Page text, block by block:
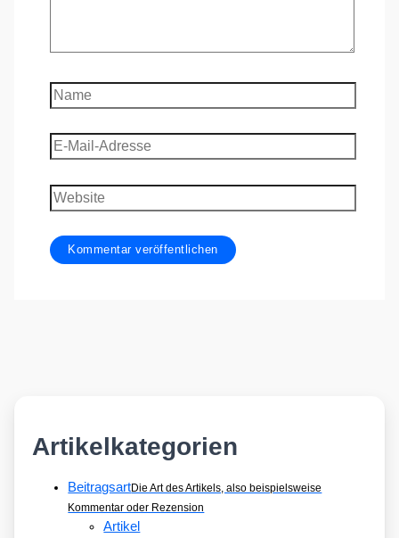
Name
E-
Mail-
Adresse
Website
Artikelkategorien
BeitragsartDie Art des Artikels, also beispielsweise
Kommentar oder Rezension
Artikel